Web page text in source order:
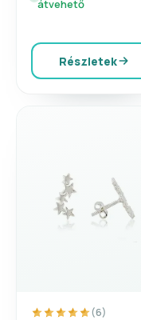
átvehető
Részletek
(6)